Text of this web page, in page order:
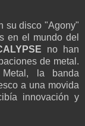
su disco "Agony"
en el mundo del
no han
de metal.
Metal, la banda
a una movida
innovación y